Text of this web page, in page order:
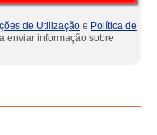
de Utilização e Política de
enviar informação sobre